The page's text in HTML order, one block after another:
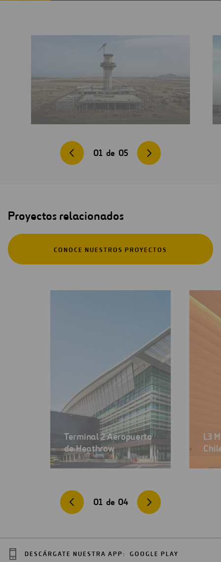
01 de 05
Proyectos relacionados
CONOCE NUESTROS PROYECTOS
Terminal 2 Aeropuerto
de Heathrow
L3
01 de 04
DESCÁRGATE NUESTRA APP: GOOGLE PLAY